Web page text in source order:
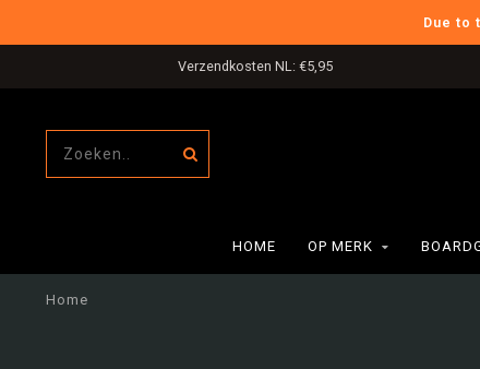
Due to
Verzendkosten NL: €5,95
HOME OP MERK
Home